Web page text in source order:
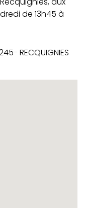
de 13h45 à
RECQUIGNIES